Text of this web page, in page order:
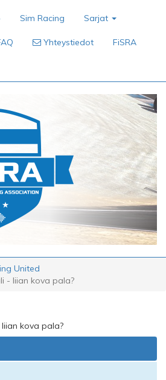
Sim Racing Sarjat
Yhteystiedot FiSRA
United
- liian kova pala?
kova pala?